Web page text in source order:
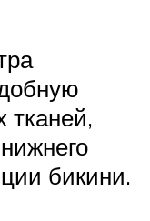
тканей,
бикини.